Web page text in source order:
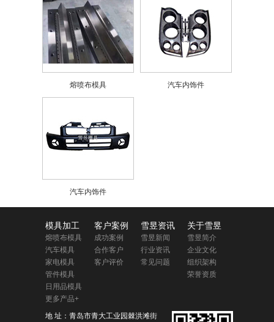
熔喷布模具 汽车内饰件
汽车内饰件
模具加工
熔喷布模具
汽车模具
家电模具
管件模具
日用品模具
更多产品+
客户案例
成功案例
合作客户
客户评价
雪昱资讯
雪昱新闻
行业资讯
常见问题
关于雪昱
雪昱简介
企业文化
组织架构
荣誉资质
地 址：青岛市青大工业园棘洪滩街